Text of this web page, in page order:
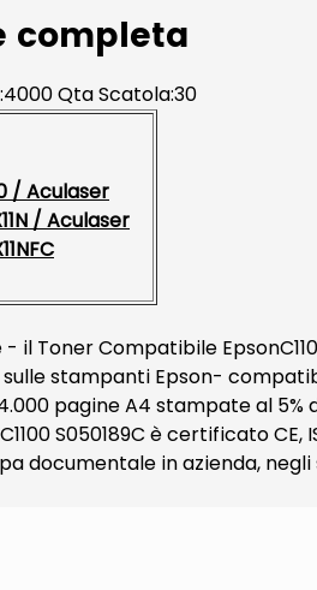
completa
Qta Scatola:30
/ Aculaser
/ Aculaser
Toner Compatibile
stampanti Epson-
pagine A4 stampate al
S050189C è certificato CE,
documentale in azienda,